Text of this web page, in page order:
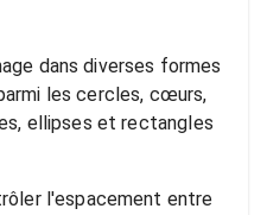
dans diverses formes
les cercles, cœurs,
ellipses et rectangles
l'espacement entre